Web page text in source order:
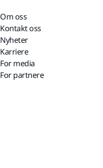
Om oss
Kontakt oss
Nyheter
Karriere
For media
For partnere